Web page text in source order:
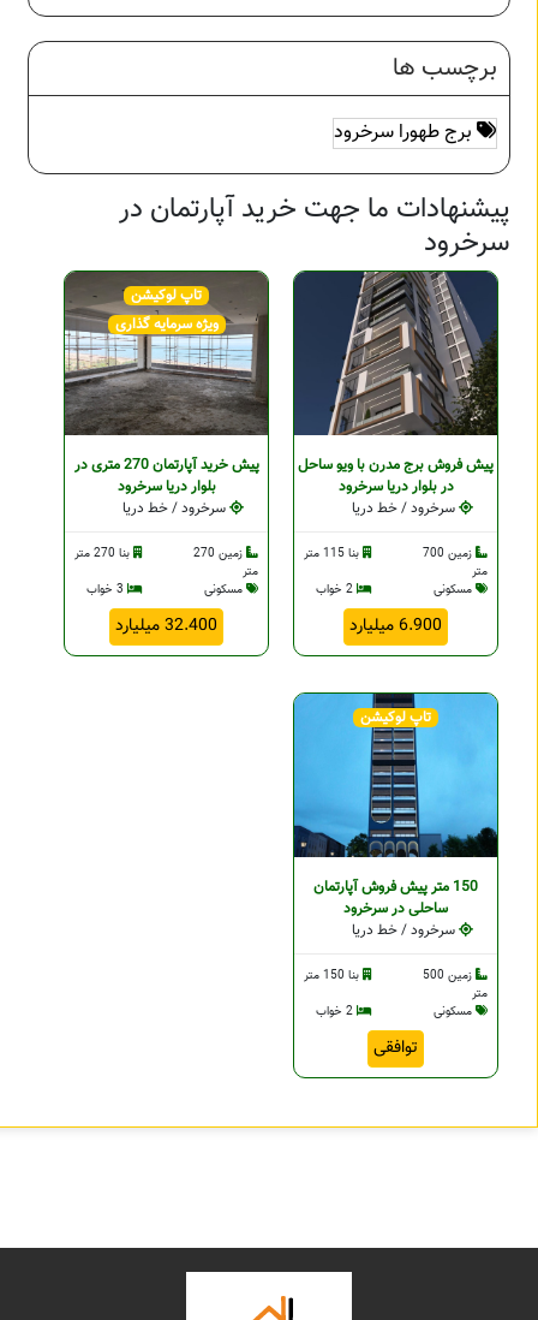
برچسب ها
برج طهورا سرخرود
پیشنهادات ما جهت خرید آپارتمان در
سرخرود
پیش فروش برج مدرن با ویو ساحل
در بلوار دریا سرخرود
سرخرود / خط دریا
زمین 700
متر
بنا 115 متر
مسکونی
2 خواب
6.900 میلیارد
تاپ لوکیشن
ویژه سرمایه گذاری
پیش خرید آپارتمان 270 متری در
بلوار دریا سرخرود
سرخرود / خط دریا
زمین 270
متر
بنا 270 متر
مسکونی
32.400 میلیارد
تاپ لوکیشن
150 متر پیش فروش آپارتمان
ساحلی در سرخرود
سرخرود / خط دریا
زمین 500
متر
بنا 150 متر
مسکونی
2 خواب
توافقی